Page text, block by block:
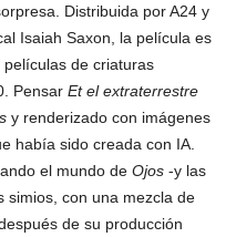
Distribuida por A24 y
Isaiah Saxon, la película es
de criaturas
Pensar Et el extraterrestre
y renderizado con imágenes
había sido creada con IA.
el mundo de Ojos -y las
simios, con una mezcla de
de su producción